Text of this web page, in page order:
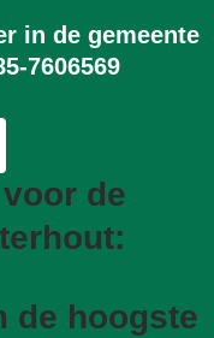
in de gemeente
7606569
de
de hoogste